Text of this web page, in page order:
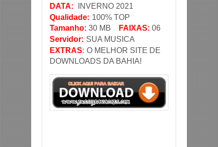
DATA:
INVERNO 2021
Qualidade: 100% TOP
Tamanho: 30 MB FAIXAS: 06
Servidor: SUA MUSICA
EXTRAS: O MELHOR SITE DE
DOWNLOADS DA BAHIA!